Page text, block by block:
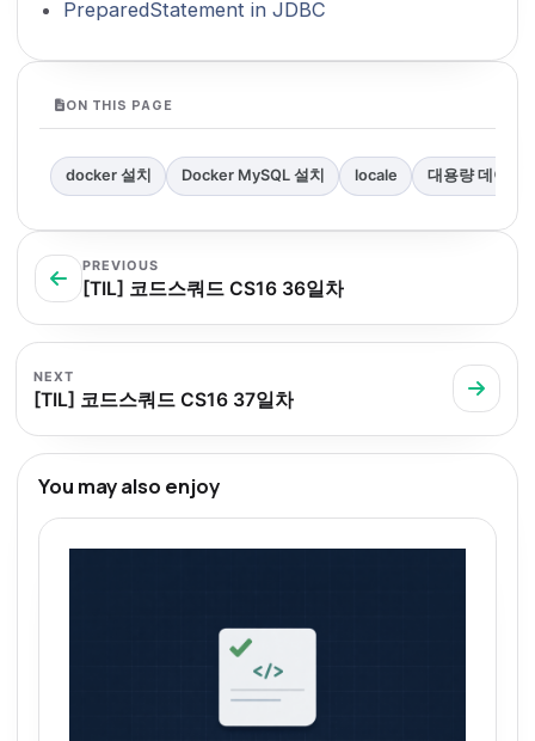
PreparedStatement in JDBC
ON THIS PAGE
docker 설치 Docker MySQL 설치 locale 대용량 데이터
PREVIOUS
[TIL] 코드스쿼드 CS16 36일차
NEXT
[TIL] 코드스쿼드 CS16 37일차
You may also enjoy